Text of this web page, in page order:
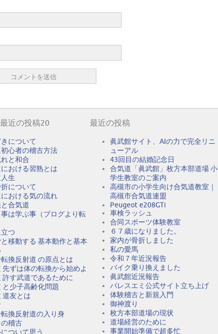
近の投稿20
について
心者の稽古方法
と和合
おける習熟とは
生
について
おける気の流れ
合気道
は学ぶ事（ブログより転
つ
移動する 基本動作と基本
転換反射道 の原点とは
先ずは体の転換から始めよ
許す武道であるために
と少子高齢化問題
道友とは
転換反射道の入り身
の稽古
ついて思う
最近の投稿
眞武館サイト、AIの力で完全リニ
ューアル
43回目の結婚記念日
合気道「眞武館」枚方本部道場 小
学生教室のご案内
高槻市の小学生向け合気道教室｜
高槻市合気道連盟
Peugeot e208GTi
車検ラッシュ
合同スポーツ体験教室
６７歳になりました。
家内が骨折しました
私の愛馬
令和７年近況報告
バイク乗り換えました
眞武館近況報告
パレスエミ公式サイト立ち上げ
体験稽古と新規入門
御神渡り
枚方本部道場の現状
道場経営のために
事業開始準備で超多忙